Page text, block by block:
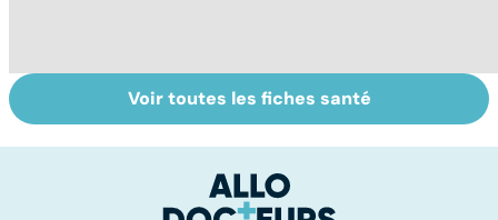
Faire du sport à
domicile, c'est
Don de gamètes :
le pour et le
levée de
l'anonymat
Voir toutes les fiches santé